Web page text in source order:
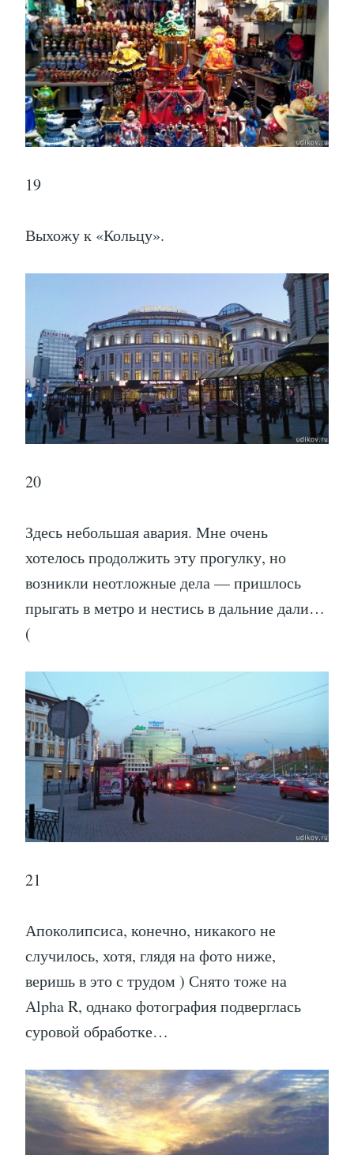
19
Выхожу к «Кольцу».
20
Здесь небольшая авария. Мне очень
хотелось продолжить эту прогулку, но
возникли неотложные дела — пришлось
прыгать в метро и нестись в дальние дали…
(
21
Апоколипсиса, конечно, никакого не
случилось, хотя, глядя на фото ниже,
веришь в это с трудом ) Снято тоже на
Alpha R, однако фотография подверглась
суровой обработке…